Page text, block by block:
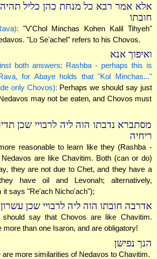
אלא אמר רבא כל מנחת כהן כליל
חובתו
"V'Chol Minchas Kohen Kalil Tihyeh"
"Lo Se'achel" refers to his Chovos.
ואיפוך אנא
both answers; Rashba - perhaps this is
for Abaye holds that "Kol Minchas..."
only Chovos): Perhaps we should say just
may not be eaten, and Chovos must
מסתברא נדבתו הוה ליה לרבויי שכן
ריחיה
reasonable to learn like they (Rashba -
are like Chavitim. Both (can or do)
they are not due to Chet, and they have a
have oil and Levonah; alternatively,
it says "Re'ach Nicho'ach");
אדרבה חובתו הוה ליה לרבויי שכן
should say that Chovos are like Chavitim.
more than one Isaron, and are obligatory!
הנך נפישן
are more similarities of Nedavos to Chavitim.